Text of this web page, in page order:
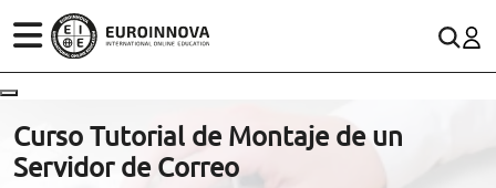
ESTUDIOS
(+34)958 050 200(gratuito en España)
Curso Tutorial de Montaje de un
Servidor de Correo